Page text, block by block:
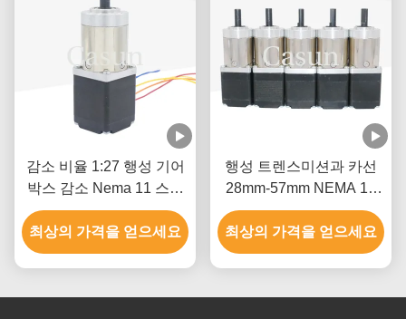
감소 비율 1:27 행성 기어
박스 감소 Nema 11 스테
퍼 모터 미용 장비
최상의 가격을 얻으세요
행성 트렌스미션과 카선
28mm-57mm NEMA 11
기어 스텝 모터
최상의 가격을 얻으세요